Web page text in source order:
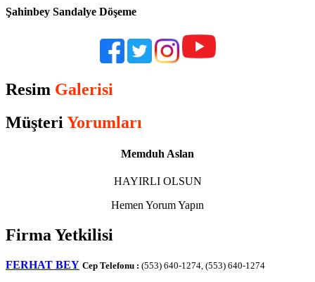
Şahinbey Sandalye Döşeme
Resim Galerisi
MüşteriYorumları
Memduh Aslan
HAYIRLI OLSUN
Hemen Yorum Yapın
Firma Yetkilisi
FERHAT BEY Cep Telefonu : (553) 640-1274, (553) 640-1274